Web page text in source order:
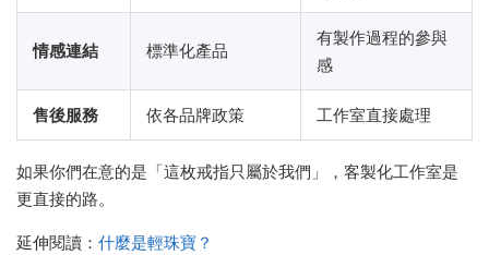
情感連結 標準化產品
有製作過程的參與
感
售後服務 依各品牌政策 工作室直接處理
如果你們在意的是「這枚戒指只屬於我們」，客製化工作室是
更直接的路。
延伸閱讀： 什麼是輕珠寶？